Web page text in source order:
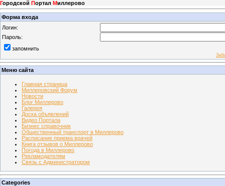
Городской Портал Миллерово
Форма входа
Логин:
Пароль:
запомнить
Меню сайта
Главная страница
Миллеровский Форум
Новости
Блог Миллерово
Галерея
Доска объявлений
Видео Портала
Бизнес справочник
Общественный транспорт в Миллерово
Расписание приема врачей
Книга отзывов о Миллерово
Погода в Миллерово
Рекламодателям
Связь с Администратором
Categories